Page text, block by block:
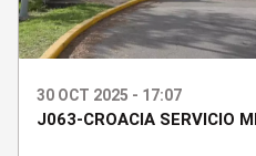
30 OCT 2025 - 17:07
J063-CROACIA SERVICIO